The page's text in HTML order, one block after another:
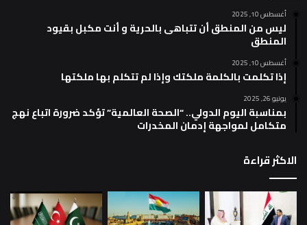
أغسطس 10, 2025
ليس من المنطق أن تتباهى بالحرية و أنت مكبل بقيود
المنطق
أغسطس 10, 2025
إذا تكلمت بالكلمة ملكتك وإذا لم تتكلم بها ملكتها
يونيو 26, 2025
بمناسبة اليوم الدولي.. “الصحة العالمية” تؤكد ضرورة اتباع نهج
متكامل لمواجهة إدمان المخدرات
الاكثر قراءة